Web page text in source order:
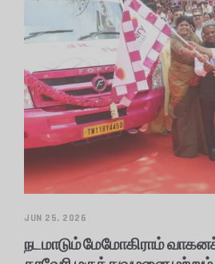
JUN 25, 2026
நடமாடும் மேமோகிராம்